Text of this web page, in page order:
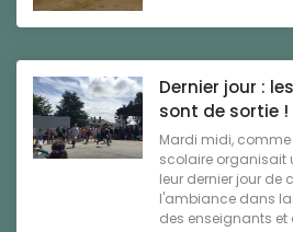
Dernier jour :
sont de sortie !
Mardi midi,
scolaire organisait
leur dernier jour de
l'ambiance dans
des enseignants et